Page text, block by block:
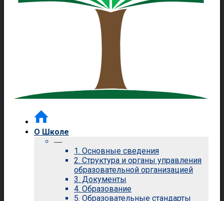
О Школе
—
1. Основные сведения
2. Структура и органы управления
образовательной организацией
3. Документы
4. Образование
5. Образовательные стандарты